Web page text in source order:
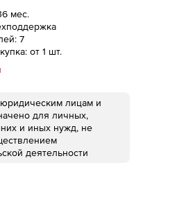
мес.
7
от 1 шт.
лицам и
для личных,
и иных нужд, не
деятельности